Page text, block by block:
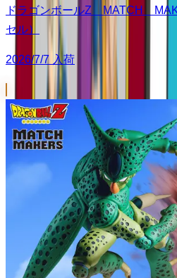
ドラゴンボールZ MATCH
セル）
2026/7/7 入荷